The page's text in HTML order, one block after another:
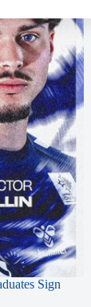
Sign